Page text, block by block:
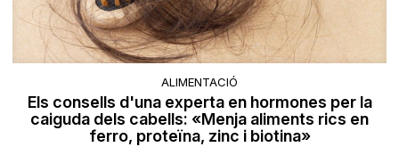
ALIMENTACIÓ
Els consells d'una experta en hormones per la
caiguda dels cabells: «Menja aliments rics en
ferro, proteïna, zinc i biotina»